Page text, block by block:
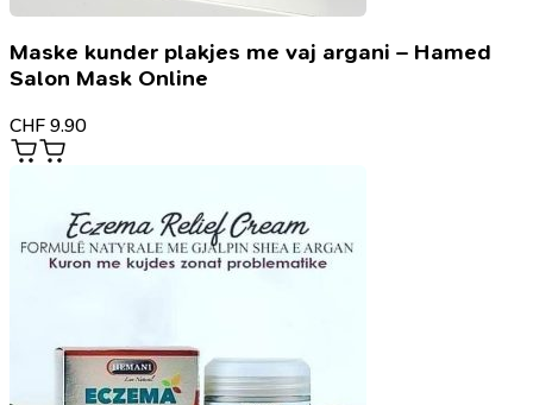
Maske kunder plakjes me vaj argani – Hamed
Salon Mask Online
CHF 9.90